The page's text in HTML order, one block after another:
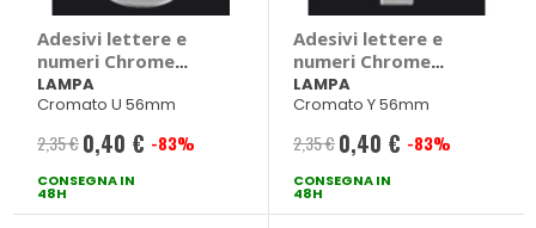
Adesivi lettere e
numeri Chrome
Logo - LAMPA
LAMPA
Cromato U 56mm
2,35 € Prezzo
speciale
0,40 € -83%
CONSEGNA IN
48H
Adesivi lettere e
numeri Chrome
Logo - LAMPA
LAMPA
Cromato Y 56mm
2,35 € Prezzo
speciale
0,40 € -83%
CONSEGNA IN
48H